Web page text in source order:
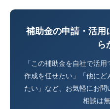
補助金の申請・活用
ら
「この補助金を自社で活
作成を任せたい」「他にど
たい」など、お気軽にお
相談は